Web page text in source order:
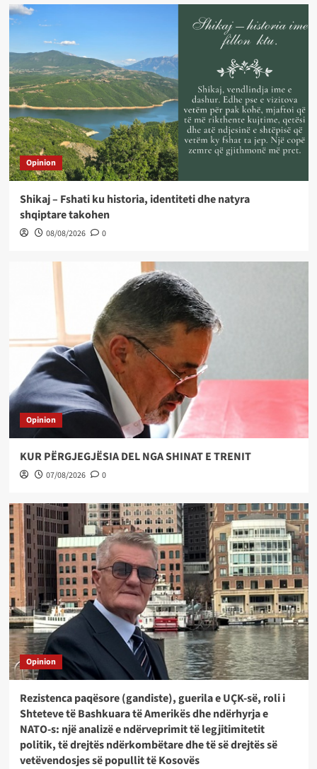
Opinion
Shikaj – Fshati ku historia, identiteti dhe natyra
shqiptare takohen
08/08/2026 0
Opinion
KUR PËRGJEGJËSIA DEL NGA SHINAT E TRENIT
07/08/2026 0
Opinion
Rezistenca paqësore (gandiste), guerila e UÇK-së, roli i
Shteteve të Bashkuara të Amerikës dhe ndërhyrja e
NATO-s: një analizë e ndërveprimit të legjitimitetit
politik, të drejtës ndërkombëtare dhe të së drejtës së
vetëvendosjes së popullit të Kosovës